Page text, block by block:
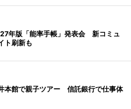
年版「能率手帳」発表会 新コミュ
ト刷新も
本館で親子ツアー 信託銀行で仕事体